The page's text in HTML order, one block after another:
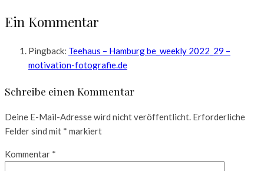
Ein Kommentar
Pingback: Teehaus – Hamburg be_weekly 2022_29 –
motivation-fotografie.de
Schreibe einen Kommentar
Deine E-Mail-Adresse wird nicht veröffentlicht. Erforderliche
Felder sind mit * markiert
Kommentar *